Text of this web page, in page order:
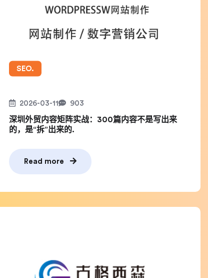
SEO.
2026-03-11 903
深圳外贸内容矩阵实战：300篇内容不是写出来
的，是“拆”出来的.
Read more